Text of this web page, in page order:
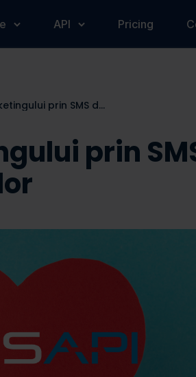
API Pricing
Puterea marketingului prin SMS de Ziua Îndrăgostiților
prin